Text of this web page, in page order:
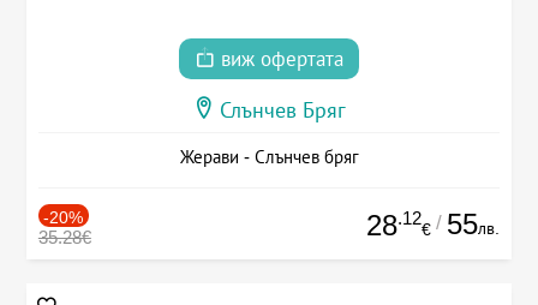
виж офертата
Слънчев Бряг
Жерави - Слънчев бряг
-20%
35.28€ 28.12
€ / 55лв.